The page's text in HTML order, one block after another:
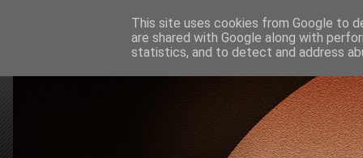
This site uses cookies from Google to
are shared with Google along with
statistics, and to detect and address